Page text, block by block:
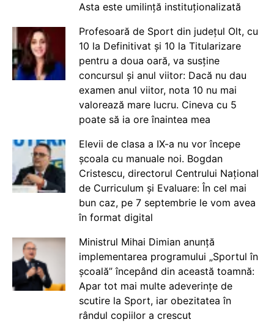
Asta este umilință instituționalizată
Profesoară de Sport din județul Olt, cu
10 la Definitivat și 10 la Titularizare
pentru a doua oară, va susține
concursul și anul viitor: Dacă nu dau
examen anul viitor, nota 10 nu mai
valorează mare lucru. Cineva cu 5
poate să ia ore înaintea mea
Elevii de clasa a IX-a nu vor începe
școala cu manuale noi. Bogdan
Cristescu, directorul Centrului Național
de Curriculum și Evaluare: În cel mai
bun caz, pe 7 septembrie le vom avea
în format digital
Ministrul Mihai Dimian anunță
implementarea programului „Sportul în
școală” începând din această toamnă:
Apar tot mai multe adeverințe de
scutire la Sport, iar obezitatea în
rândul copiilor a crescut